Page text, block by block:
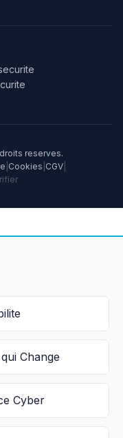
reserves.
Cookies CGV|
Change
Cyber